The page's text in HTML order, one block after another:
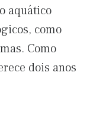
aquático
como
Como
dois anos